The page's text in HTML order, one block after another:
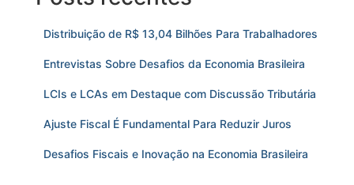
Distribuição de R$ 13,04 Bilhões Para Trabalhadores
Entrevistas Sobre Desafios da Economia Brasileira
LCIs e LCAs em Destaque com Discussão Tributária
Ajuste Fiscal É Fundamental Para Reduzir Juros
Desafios Fiscais e Inovação na Economia Brasileira